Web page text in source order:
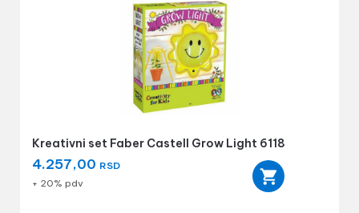
Kreativni set Faber Castell Grow Light 6118
4.257,00 RSD
+ 20% pdv